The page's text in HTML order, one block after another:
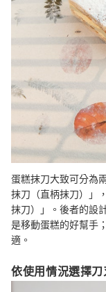
蛋糕抹刀大致可分為
抹刀（直柄抹刀）」
抹刀）」。後者的設
是移動蛋糕的好幫手
適。
依使用情況選擇刀